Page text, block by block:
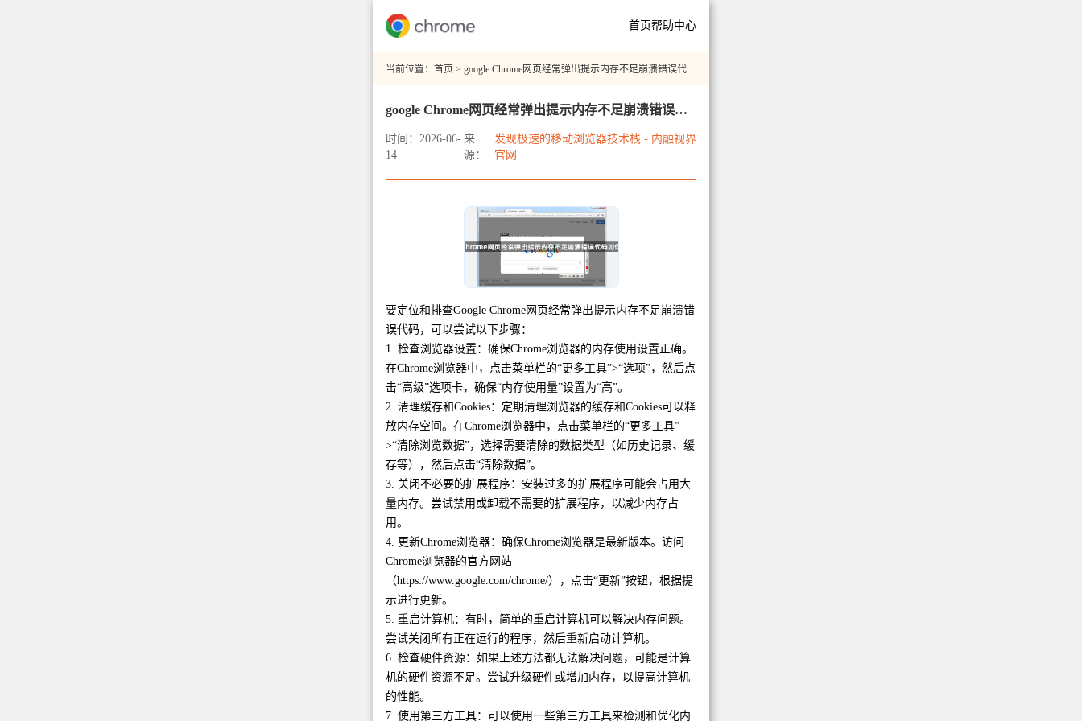
首页帮助中心
当前位置： 首页 > google Chrome网页经常弹出提示内存不足崩溃错误代码如何定位排查
google Chrome网页经常弹出提示内存不足崩溃错误代码如何定位排查
时间：2026-06-
14
来
源：
发现极速的移动浏览器技术栈 - 内融视界
官网
要定位和排查Google Chrome网页经常弹出提示内存不足崩溃错
误代码，可以尝试以下步骤：
1. 检查浏览器设置：确保Chrome浏览器的内存使用设置正确。
在Chrome浏览器中，点击菜单栏的“更多工具”>“选项”，然后点
击“高级”选项卡，确保“内存使用量”设置为“高”。
2. 清理缓存和Cookies：定期清理浏览器的缓存和Cookies可以释
放内存空间。在Chrome浏览器中，点击菜单栏的“更多工具”
>“清除浏览数据”，选择需要清除的数据类型（如历史记录、缓
存等），然后点击“清除数据”。
3. 关闭不必要的扩展程序：安装过多的扩展程序可能会占用大
量内存。尝试禁用或卸载不需要的扩展程序，以减少内存占
用。
4. 更新Chrome浏览器：确保Chrome浏览器是最新版本。访问
Chrome浏览器的官方网站
（https://www.google.com/chrome/），点击“更新”按钮，根据提
示进行更新。
5. 重启计算机：有时，简单的重启计算机可以解决内存问题。
尝试关闭所有正在运行的程序，然后重新启动计算机。
6. 检查硬件资源：如果上述方法都无法解决问题，可能是计算
机的硬件资源不足。尝试升级硬件或增加内存，以提高计算机
的性能。
7. 使用第三方工具：可以使用一些第三方工具来检测和优化内